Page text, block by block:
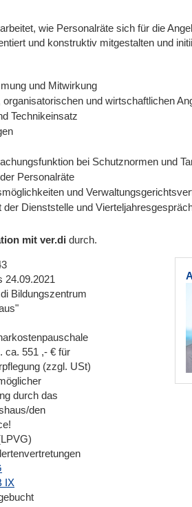
wie Personalräte sich für die
und konstruktiv mitgestalten und
und Mitwirkung
und wirtschaftlichen
Technikeinsatz
bei Schutznormen und
Personalräte
und
Dienststelle und
mit ver.di durch.
24.09.2021
Bildungszentrum
ca. 551 ,- € für
(zzgl. USt)
durch das
den
IX